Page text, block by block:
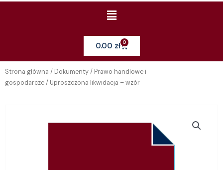
Menu
0.00 zł 0Cart
Strona główna / Dokumenty/ Prawo handlowe i
gospodarcze/ Uproszczona likwidacja – wzór